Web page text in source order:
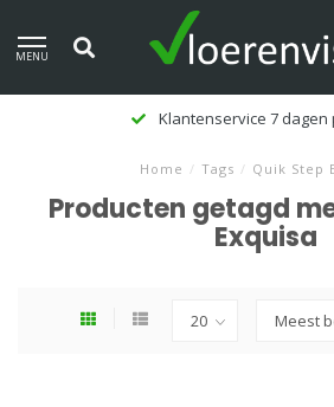
MENU
Klantenservice 7 dagen
Home / Tags / Quik Step
Producten getagd
Exquisa